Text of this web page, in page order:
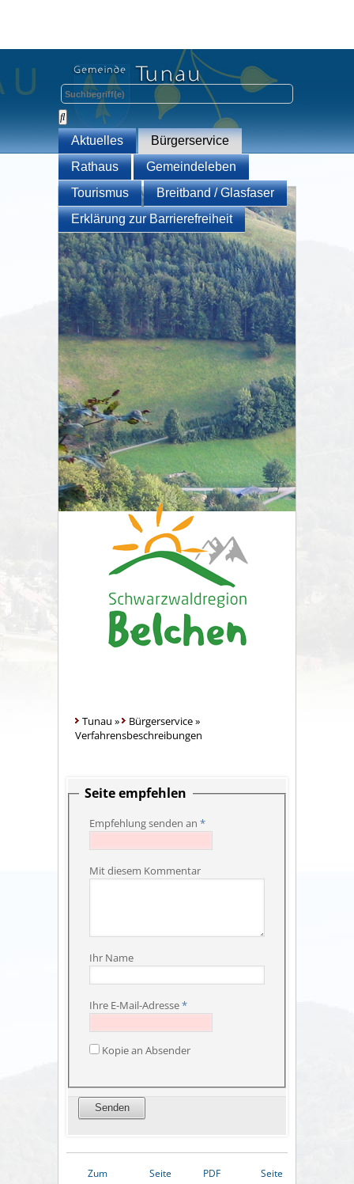
Aktuelles
Bürgerservice
Rathaus
Gemeindeleben
Tourismus
Breitband / Glasfaser
Erklärung zur Barrierefreiheit
Tunau » Bürgerservice»
Verfahrensbeschreibungen
Seite empfehlen
Empfehlung senden an *
Mit diesem Kommentar
Ihr Name
Ihre E-Mail-Adresse*
Kopie an Absender
Zum
Seite
PDF
Seite